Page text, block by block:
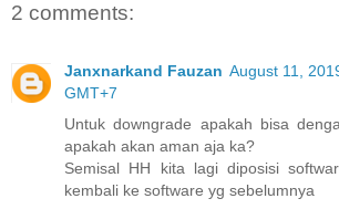
2 comments:
Janxnarkand Fauzan August 11,
GMT+7
Untuk downgrade apakah bisa
apakah akan aman aja ka?
Semisal HH kita lagi diposisi
kembali ke software yg sebelumnya